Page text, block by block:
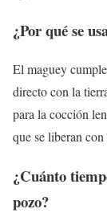
¿Por qué se
El maguey
directo con la
para la cocción
que se liberan
¿Cuánto
pozo?